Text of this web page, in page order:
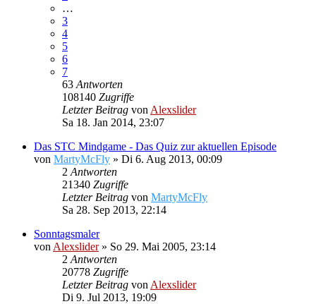
…
3
4
5
6
7
63 Antworten
108140 Zugriffe
Letzter Beitrag von Alexslider
Sa 18. Jan 2014, 23:07
Das STC Mindgame - Das Quiz zur aktuellen Episode
von MartyMcFly » Di 6. Aug 2013, 00:09
2 Antworten
21340 Zugriffe
Letzter Beitrag von MartyMcFly
Sa 28. Sep 2013, 22:14
Sonntagsmaler
von Alexslider» So 29. Mai 2005, 23:14
2 Antworten
20778 Zugriffe
Letzter Beitrag von Alexslider
Di 9. Jul 2013, 19:09